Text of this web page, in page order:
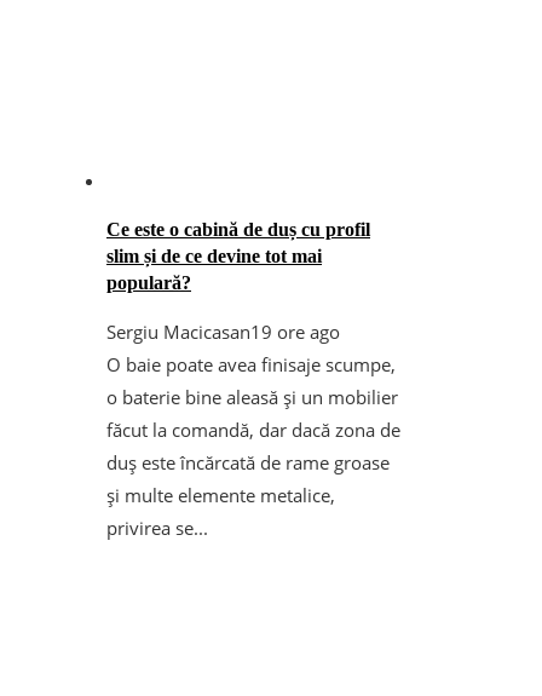
Ce este o cabină de duș cu profil
slim și de ce devine tot mai
populară?
Sergiu Macicasan19 ore ago
O baie poate avea finisaje scumpe,
o baterie bine aleasă și un mobilier
făcut la comandă, dar dacă zona de
duș este încărcată de rame groase
și multe elemente metalice,
privirea se...